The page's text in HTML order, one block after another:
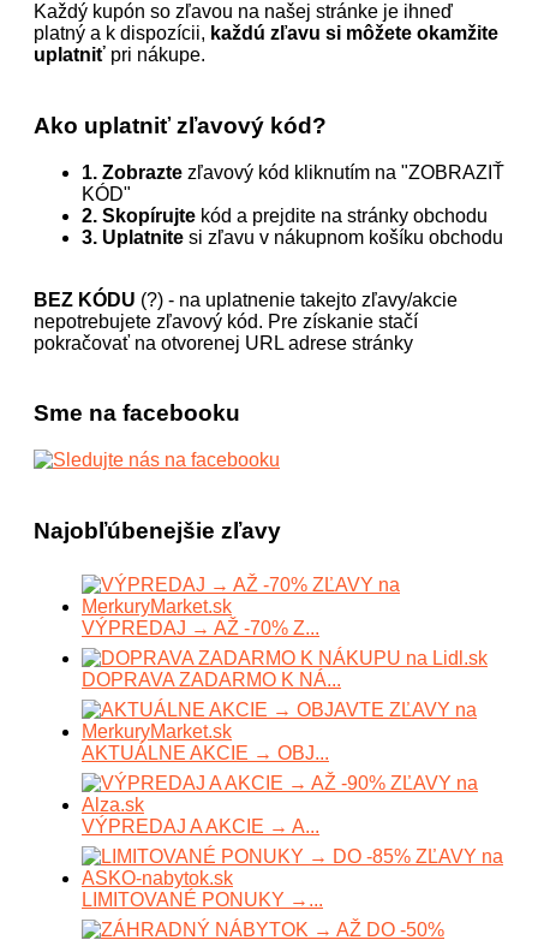
Každý kupón so zľavou na našej stránke je ihneď
platný a k dispozícii, každú zľavu si môžete okamžite
uplatniť pri nákupe.
Ako uplatniť zľavový kód?
1. Zobrazte zľavový kód kliknutím na "ZOBRAZIŤ
KÓD"
2. Skopírujte kód a prejdite na stránky obchodu
3. Uplatnite si zľavu v nákupnom košíku obchodu
BEZ KÓDU (?) - na uplatnenie takejto zľavy/akcie
nepotrebujete zľavový kód. Pre získanie stačí
pokračovať na otvorenej URL adrese stránky
Sme na facebooku
Najobľúbenejšie zľavy
VÝPREDAJ → AŽ -70% Z...
DOPRAVA ZADARMO K NÁ...
AKTUÁLNE AKCIE → OBJ...
VÝPREDAJ A AKCIE → A...
LIMITOVANÉ PONUKY →...